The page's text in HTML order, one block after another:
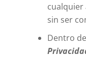
cualquier
sin ser
Dentro